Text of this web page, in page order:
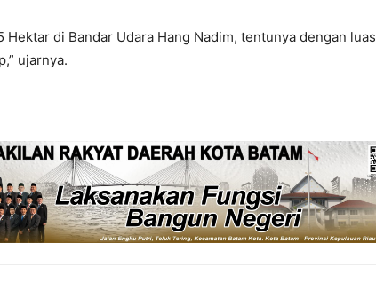
di Bandar Udara Hang Nadim, tentunya dengan luas
ujarnya.